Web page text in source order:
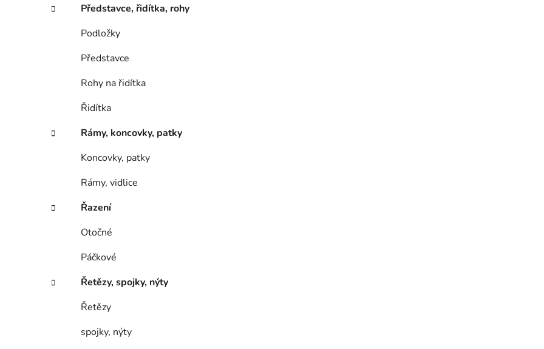
Představce, řidítka, rohy
Podložky
Představce
Rohy na řidítka
Řidítka
Rámy, koncovky, patky
Koncovky, patky
Rámy, vidlice
Řazení
Otočné
Páčkové
Řetězy, spojky, nýty
Řetězy
spojky, nýty